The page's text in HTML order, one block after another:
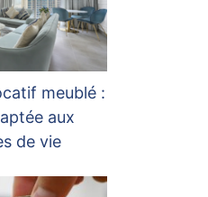
meublé :
aux
de vie